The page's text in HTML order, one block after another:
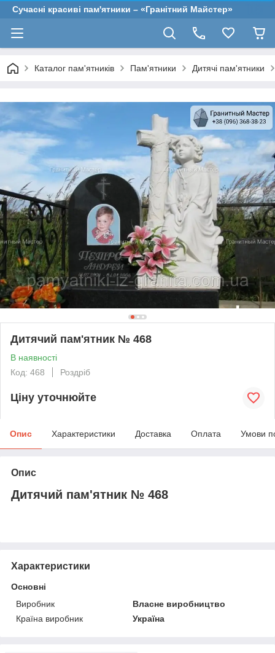
Сучасні красиві пам'ятники – «Гранітний Майстер»
Каталог пам'ятників Пам'ятники Дитячі пам'ятники
Дитячий пам'ятник № 468
В наявності
Код: 468
Роздріб
Ціну уточнюйте
Опис Характеристики Доставка Оплата Умови
Опис
Дитячий пам'ятник № 468
Характеристики
Основні
Виробник
Власне виробництво
Країна виробник
Україна